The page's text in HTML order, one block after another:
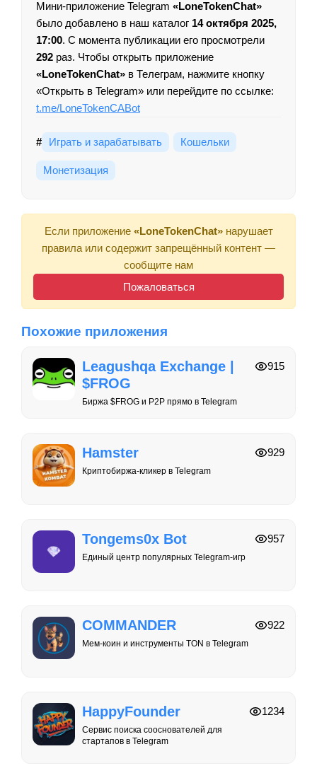
Мини-приложение Telegram «LoneTokenChat»
было добавлено в наш каталог 14 октября 2025,
17:00. С момента публикации его просмотрели
292 раз. Чтобы открыть приложение
«LoneTokenChat» в Телеграм, нажмите кнопку
«Открыть в Telegram» или перейдите по ссылке:
t.me/LoneTokenCABot
# Играть и зарабатывать Кошельки
Монетизация
Если приложение «LoneTokenChat»нарушает
правила или содержит запрещённый контент —
сообщите нам
Пожаловаться
Похожие приложения
Leagushqa Exchange |
$FROG
Биржа $FROG и P2P прямо в Telegram
915
Hamster
Криптобиржа-кликер в Telegram
929
Tongems0x Bot
Единый центр популярных Telegram-игр
957
COMMANDER
Мем-коин и инструменты TON в Telegram
922
HappyFounder
Сервис поиска сооснователей для
стартапов в Telegram
1234